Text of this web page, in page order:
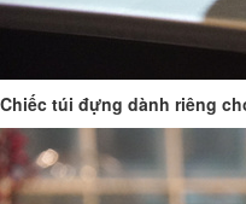
Chiếc túi đựng dành riêng